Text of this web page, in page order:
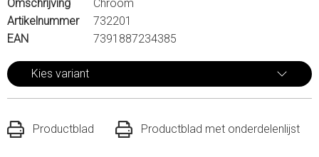
Omschrijving
Chroom
Artikelnummer
732201
EAN
7391887234385
Kies variant
Productblad Productblad met onderdelenlijst